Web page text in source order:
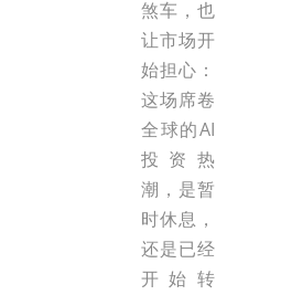
煞车，也
让市场开
始担心：
这场席卷
全球的AI
投资热
潮，是暂
时休息，
还是已经
开始转